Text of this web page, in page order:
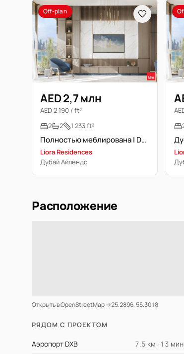
Off-plan
AED 2,7 млн
AED 2 190 / ft²
2
2 1 233 ft²
Полностью меблирована | Dubai Islands | План платежей 50/50
Liora Residences
Дубай Айлендс
Расположение
Открыть в OpenStreetMap →25.2896, 55.3018
РЯДОМ С ПРОЕКТОМ
Аэропорт DXB 7.5 км · 13